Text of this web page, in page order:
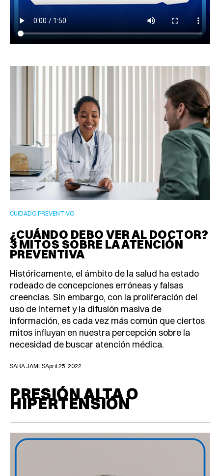
CUIDADO PREVENTIVO
¿CUÁNDO DEBO VER AL DOCTOR?
3 MITOS SOBRE LA ATENCIÓN
PREVENTIVA
Históricamente, el ámbito de la salud ha estado
rodeado de concepciones erróneas y falsas
creencias. Sin embargo, con la proliferación del
uso de Internet y la difusión masiva de
información, es cada vez más común que ciertos
mitos influyan en nuestra percepción sobre la
necesidad de buscar atención médica.
SARA JAMESApril 25, 2022
PRESIÓN ALTA O
HIPERTENSIÓN